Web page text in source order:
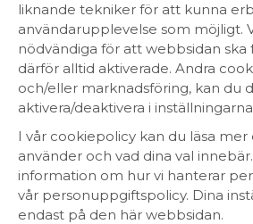
OM OSS
HÅLLBARHET
ENGLISH
RESTAURANG
liknande tekniker för att kunna
användarupplevelse som möjligt.
nödvändiga för att webbsidan ska
därför alltid aktiverade. Andra
och/eller marknadsföring, kan du
aktivera/deaktivera i
I vår cookiepolicy kan du läsa mer
använder och vad dina val
information om hur vi hanterar
vår personuppgiftspolicy. Dina
endast på den här webbsidan.